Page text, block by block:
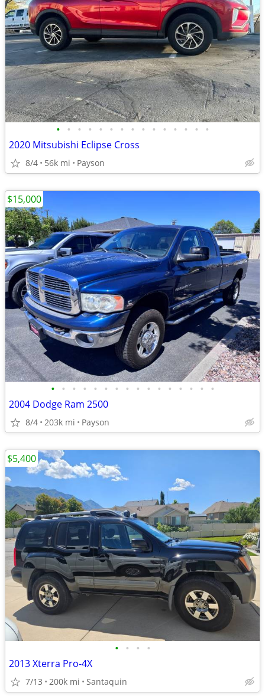
• • • • • • • • • • • • • • •
2020 Mitsubishi Eclipse Cross
8/4 56k mi Payson
• • • • • • • • • • • • • • • •
2004 Dodge Ram 2500
8/4 203k mi Payson
$15,000
• • • •
2013 Xterra Pro-4X
7/13 200k mi Santaquin
$5,400